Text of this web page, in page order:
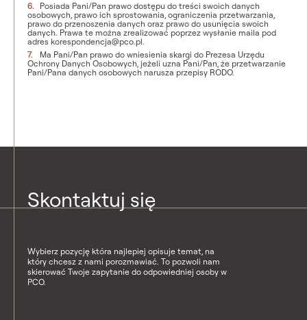
Posiada Pani/Pan prawo dostępu do treści swoich danych
osobowych, prawo ich sprostowania, ograniczenia przetwarzania,
prawo do przenoszenia danych oraz prawo do usunięcia swoich
danych. Prawa te można zrealizować poprzez wysłanie maila pod
adres korespondencja@pco.pl.
Ma Pani/Pan prawo do wniesienia skargi do Prezesa Urzędu
Ochrony Danych Osobowych, jeżeli uzna Pani/Pan, że przetwarzanie
Pani/Pana danych osobowych narusza przepisy RODO.
Skontaktuj się
Wybierz pozycję która najlepiej opisuje temat, na
który chcesz z nami porozmawiać. To pozwoli nam
skierować Twoje zapytanie do odpowiedniej osoby w
PCO.